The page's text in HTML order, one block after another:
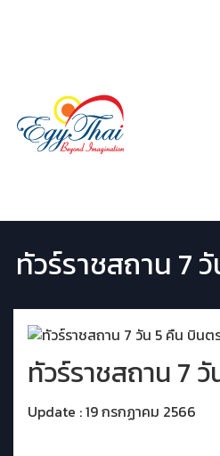
ทัวร์ราชสถาน 7
ทัวร์ราชสถาน 7
Update : 19 กรกฏาคม 2566